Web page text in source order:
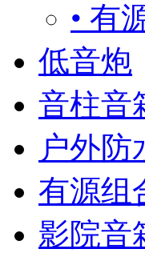
• 有
低音炮
音柱音
户外防
有源组
影院音